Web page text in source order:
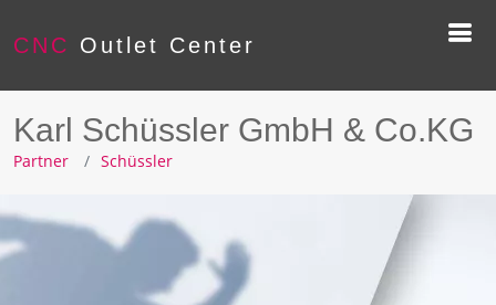
CNC Outlet Center
Karl Schüssler GmbH & Co.KG
Partner Schüssler